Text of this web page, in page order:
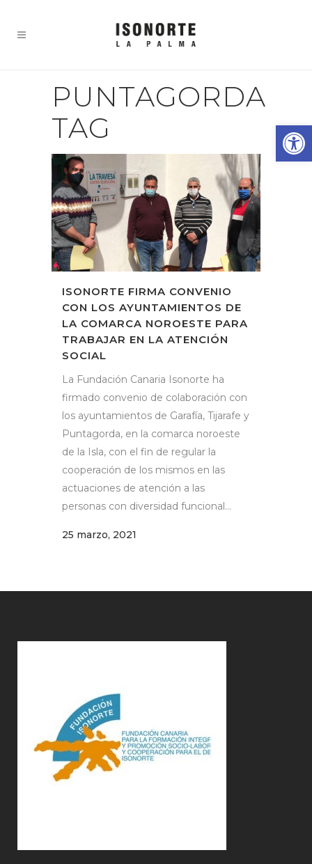
PUNTAGORDA
TAG
ISONORTE FIRMA CONVENIO
CON LOS AYUNTAMIENTOS DE
LA COMARCA NOROESTE PARA
TRABAJAR EN LA ATENCIÓN
SOCIAL
La Fundación Canaria Isonorte ha
firmado convenio de colaboración con
los ayuntamientos de Garafía, Tijarafe y
Puntagorda, en la comarca noroeste
de la Isla, con el fin de regular la
cooperación de los mismos en las
actuaciones de atención a las
personas con diversidad funcional...
25 marzo, 2021